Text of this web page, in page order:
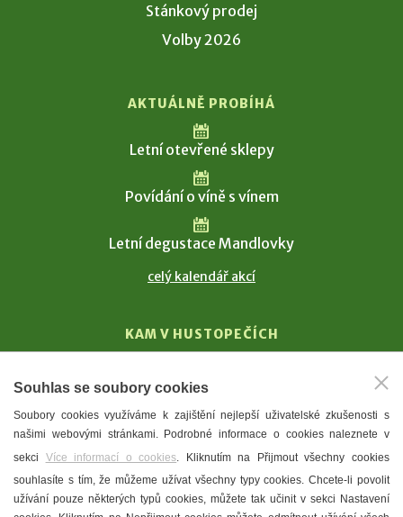
Stánkový prodej
Volby 2026
AKTUÁLNĚ PROBÍHÁ
Letní otevřené sklepy
Povídání o víně s vínem
Letní degustace Mandlovky
celý kalendář akcí
KAM V HUSTOPEČÍCH
T. G. Masaryk
Mandloně
Ubytování
Restaurace
Městské muzeum a galerie
Souhlas se soubory cookies
Soubory cookies využíváme k zajištění nejlepší uživatelské zkušenosti s
našimi webovými stránkami. Podrobné informace o cookies naleznete v
sekci Více informací o cookies. Kliknutím na Přijmout všechny cookies
souhlasíte s tím, že můžeme užívat všechny typy cookies. Chcete-li povolit
užívání pouze některých typů cookies, můžete tak učinit v sekci Nastavení